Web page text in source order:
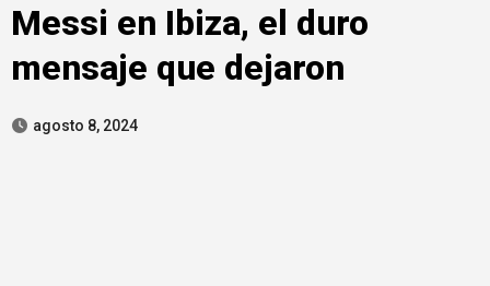
Messi en Ibiza, el duro
mensaje que dejaron
agosto 8, 2024